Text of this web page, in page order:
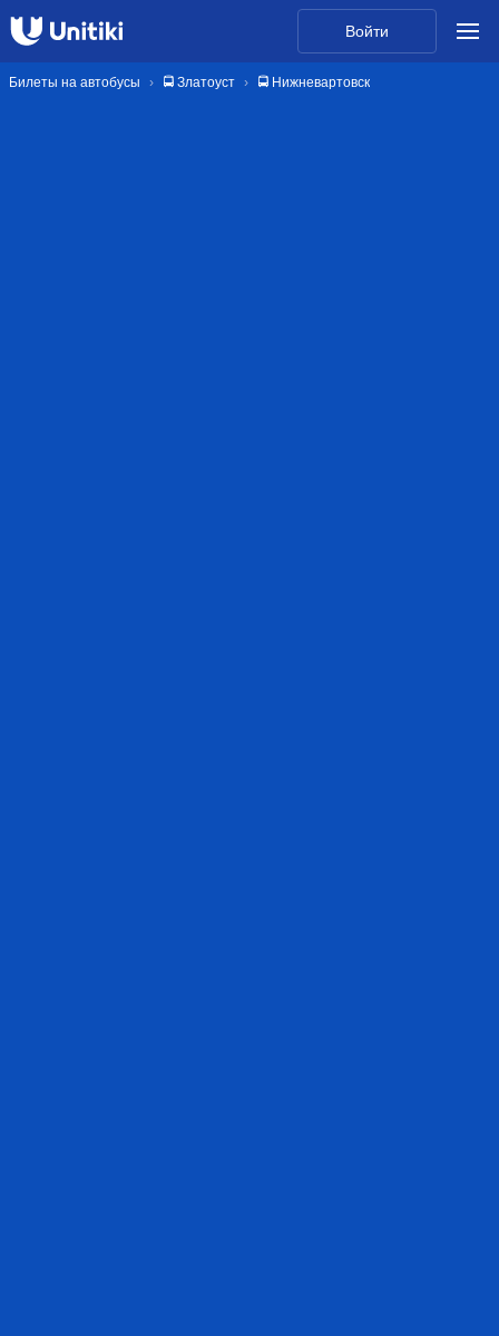
Войти
Билеты на автобусы 🚍 Златоуст 🚍 Нижневартовск